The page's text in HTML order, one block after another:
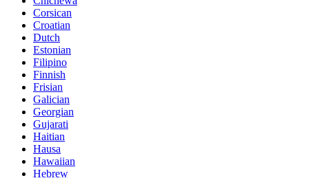
Corsican
Croatian
Dutch
Estonian
Filipino
Finnish
Frisian
Galician
Georgian
Gujarati
Haitian
Hausa
Hawaiian
Hebrew